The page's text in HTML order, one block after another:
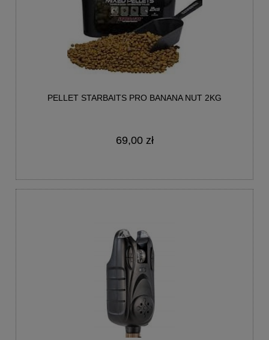
PELLET STARBAITS PRO BANANA NUT 2KG
69,00 zł